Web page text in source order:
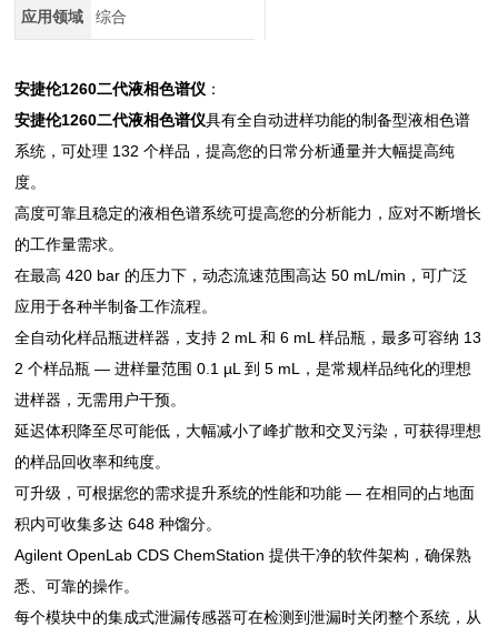
应用领域 综合
安捷伦1260二代液相色谱仪 ：
安捷伦1260二代液相色谱仪具有全自动进样功能的制备型液相色谱
系统，可处理 132 个样品，提高您的日常分析通量并大幅提高纯
度。
高度可靠且稳定的液相色谱系统可提高您的分析能力，应对不断增长
的工作量需求。
在最高 420 bar 的压力下，动态流速范围高达 50 mL/min，可广泛
应用于各种半制备工作流程。
全自动化样品瓶进样器，支持 2 mL 和 6 mL 样品瓶，最多可容纳 13
2 个样品瓶 — 进样量范围 0.1 µL 到 5 mL，是常规样品纯化的理想
进样器，无需用户干预。
延迟体积降至尽可能低，大幅减小了峰扩散和交叉污染，可获得理想
的样品回收率和纯度。
可升级，可根据您的需求提升系统的性能和功能 — 在相同的占地面
积内可收集多达 648 种馏分。
Agilent OpenLab CDS ChemStation 提供干净的软件架构，确保熟
悉、可靠的操作。
每个模块中的集成式泄漏传感器可在检测到泄漏时关闭整个系统，从